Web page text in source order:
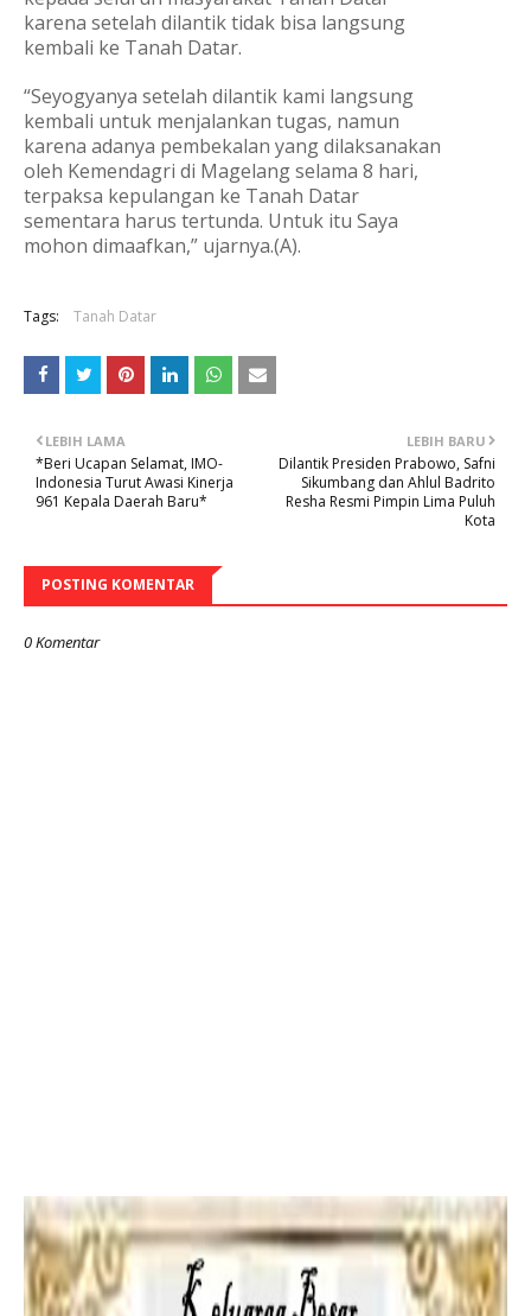
karena setelah dilantik tidak bisa langsung
kembali ke Tanah Datar.
“Seyogyanya setelah dilantik kami langsung
kembali untuk menjalankan tugas, namun
karena adanya pembekalan yang dilaksanakan
oleh Kemendagri di Magelang selama 8 hari,
terpaksa kepulangan ke Tanah Datar
sementara harus tertunda. Untuk itu Saya
mohon dimaafkan,” ujarnya.(A).
Tags: Tanah Datar
LEBIH BARU
Dilantik Presiden Prabowo, Safni
Sikumbang dan Ahlul Badrito
Resha Resmi Pimpin Lima Puluh
Kota
LEBIH LAMA
*Beri Ucapan Selamat, IMO-
Indonesia Turut Awasi Kinerja
961 Kepala Daerah Baru*
POSTING KOMENTAR
0 Komentar